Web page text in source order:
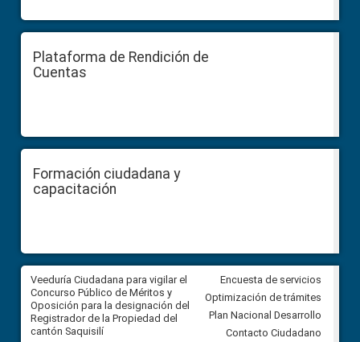
Plataforma de Rendición de
Cuentas
Formación ciudadana y
capacitación
Veeduría Ciudadana para vigilar el
Concurso Público de Méritos y
Oposición para la designación del
Registrador de la Propiedad del
cantón Saquisilí
Veeduría Ciudadana para
construcción del asfaltado de
Ballenita del cantón Santa
Encuesta de servicios
Optimización de trámites
Plan Nacional Desarrollo
Contacto Ciudadano